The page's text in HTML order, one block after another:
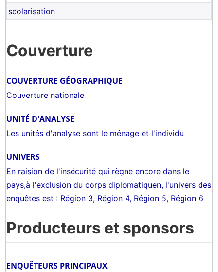
scolarisation
Couverture
COUVERTURE GÉOGRAPHIQUE
Couverture nationale
UNITÉ D'ANALYSE
Les unités d'analyse sont le ménage et l'individu
UNIVERS
En raision de l'insécurité qui règne encore dans le
pays,à l'exclusion du corps diplomatiquen, l'univers des
enquêtes est : Région 3, Région 4, Région 5, Région 6
Producteurs et sponsors
ENQUÊTEURS PRINCIPAUX